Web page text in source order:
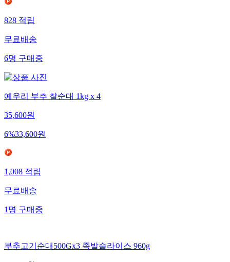
828적립
무료배송
6명구매중
예우리 부추 찰순대 1kg x 4
35,600원
6%33,600원
1,008적립
무료배송
1명구매중
부추고기순대500Gx3 족발슬라이스 960g